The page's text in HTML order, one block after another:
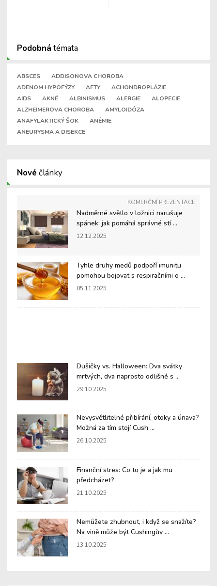
Podobná témata
ABSCES
ADDISONOVA CHOROBA
ADENOM HYPOFÝZY
AFTY
ACHONDROPLÁZIE
AIDS
AKNÉ ALBINISMUS ALERGIE
ALOPECIE
ALZHEIMEROVA CHOROBA
AMYLOIDÓZA
ANAFYLAKTICKÝ ŠOK
ANÉMIE
ANEURYSMA A DISEKCE
Nové články
KOMERČNÍ PREZENTACE
Nadměrné světlo v ložnici narušuje
spánek: jak pomáhá správné stí ...
12.12.2025
Tyhle druhy medů podpoří imunitu
pomohou bojovat s respiračními o ...
05.11.2025
Dušičky vs. Halloween: Dva svátky
mrtvých, dva naprosto odlišné s ...
29.10.2025
Nevysvětlitelné přibírání, otoky a únava?
Možná za tím stojí Cush ...
26.10.2025
Finanční stres: Co to je a jak mu
předcházet?
21.10.2025
Nemůžete zhubnout, i když se snažíte?
Na vině může být Cushingův ...
13.10.2025